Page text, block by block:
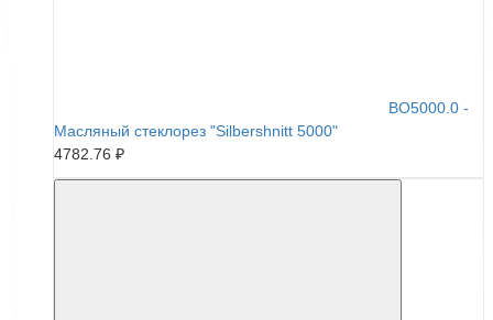
BO5000.0 -
Масляный стеклорез "Silbershnitt 5000"
4782.76 ₽